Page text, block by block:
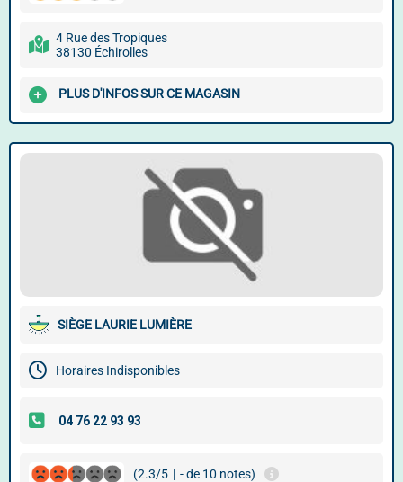
4 Rue des Tropiques
38130 Échirolles
PLUS D'INFOS SUR CE MAGASIN
SIÈGE LAURIE LUMIÈRE
Horaires Indisponibles
(2.3/5 | - de 10 notes)